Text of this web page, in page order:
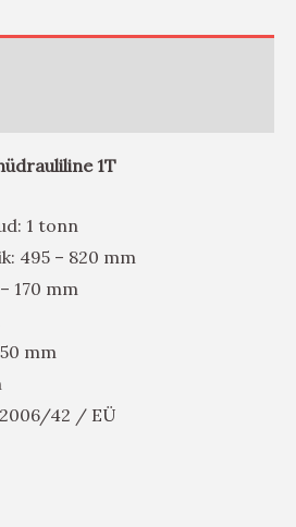
1T
1 tonn
495 – 820 mm
170 mm
mm
42 / EÜ